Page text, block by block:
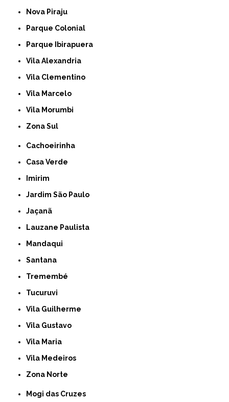
Nova Piraju
Parque Colonial
Parque Ibirapuera
Vila Alexandria
Vila Clementino
Vila Marcelo
Vila Morumbi
Zona Sul
Cachoeirinha
Casa Verde
Imirim
Jardim São Paulo
Jaçanã
Lauzane Paulista
Mandaqui
Santana
Tremembé
Tucuruvi
Vila Guilherme
Vila Gustavo
Vila Maria
Vila Medeiros
Zona Norte
Mogi das Cruzes